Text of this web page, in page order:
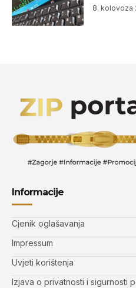
8. kolovoza
Informacije
Cjenik oglašavanja
Impressum
Uvjeti korištenja
Izjava o privatnosti i sigurnosti